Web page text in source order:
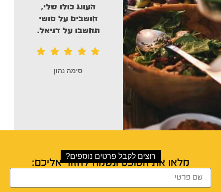
פוד והם ממשהצילו
אותי
למרות שגם להם
היה עומס .אני חייבת
להם המון! והאוכל
היה ממש
ממש מדהים.
העונג כולו שלי,
חושבים על סושי
תחשבו על דניאל.
סימה נהון
רוצים לקבל פרטים נוספים?
מלאו את הטופס ונשמח לחזור אליכם: